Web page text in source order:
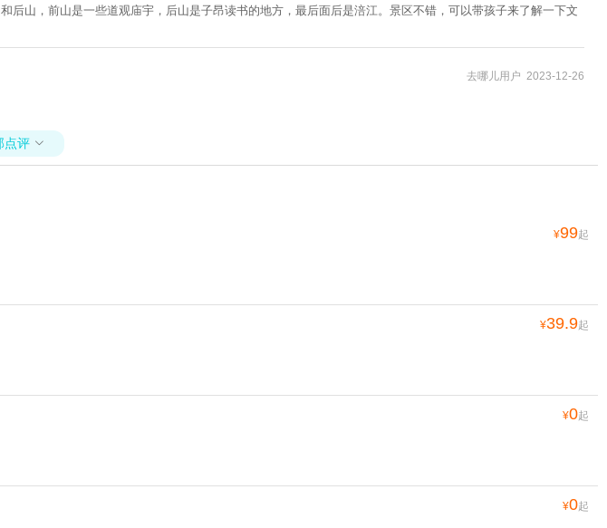
山，前山是一些道观庙宇，后山是子昂读书的地方，最后面后是涪江。景区不错，可以带孩子来了解一下文
去哪儿用户 2023-12-26
点评 
¥99起
¥39.9起
¥0起
¥0起